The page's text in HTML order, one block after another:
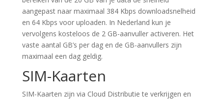
aangepast naar maximaal 384 Kbps downloadsnelheid
en 64 Kbps voor uploaden. In Nederland kun je
vervolgens kosteloos de 2 GB-aanvuller activeren. Het
vaste aantal GB’s per dag en de GB-aanvullers zijn
maximaal een dag geldig.
SIM-Kaarten
SIM-Kaarten zijn via Cloud Distributie te verkrijgen en